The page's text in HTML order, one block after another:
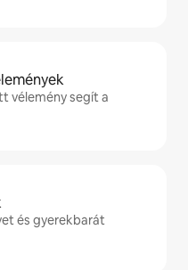
vélemény segít a
és gyerekbarát